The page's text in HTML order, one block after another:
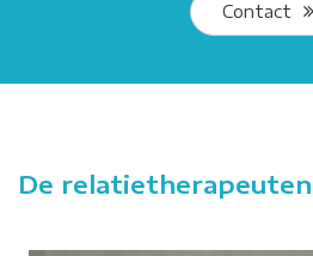
Contact
De relatietherapeuten